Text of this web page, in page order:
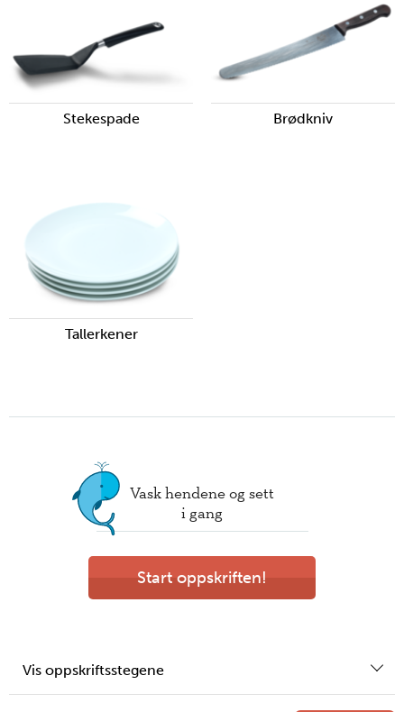
Stekespade Brødkniv
Tallerkener
Vask hendene og sett
i gang
Start oppskriften!
Vis oppskriftsstegene